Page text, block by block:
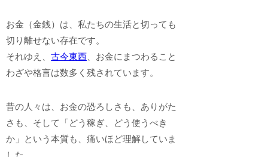
お金（金銭）は、私たちの生活と切っても
切り離せない存在です。
それゆえ、古今東西、お金にまつわること
わざや格言は数多く残されています。
昔の人々は、お金の恐ろしさも、ありがた
さも、そして「どう稼ぎ、どう使うべき
か」という本質も、痛いほど理解していま